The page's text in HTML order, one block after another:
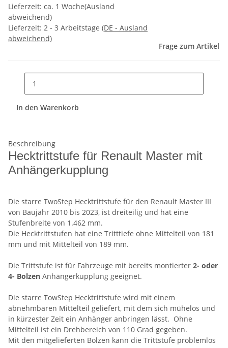
Lieferzeit: ca. 1 Woche(Ausland
abweichend)
Lieferzeit: 2 - 3 Arbeitstage (DE - Ausland
abweichend)
Frage zum Artikel
In den Warenkorb
Beschreibung
Hecktrittstufe für Renault Master mit
Anhängerkupplung
Die starre TwoStep Hecktrittstufe für den Renault Master III
von Baujahr 2010 bis 2023, ist dreiteilig und hat eine
Stufenbreite von 1.462 mm.
Die Hecktrittstufen hat eine Tritttiefe ohne Mittelteil von 181
mm und mit Mittelteil von 189 mm.
Die Trittstufe ist für Fahrzeuge mit bereits montierter 2- oder
4- Bolzen Anhängerkupplung geeignet.
Die starre TowStep Hecktrittstufe wird mit einem
abnehmbaren Mittelteil geliefert, mit dem sich mühelos und
in kürzester Zeit ein Anhänger anbringen lässt. Ohne
Mittelteil ist ein Drehbereich von 110 Grad gegeben.
Mit den mitgelieferten Bolzen kann die Trittstufe problemlos